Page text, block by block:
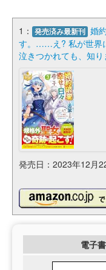
1： 発売済み最新刊 婚
す。……え? 私が世界
泣きつかれても、知
発売日：2023年12月
電子